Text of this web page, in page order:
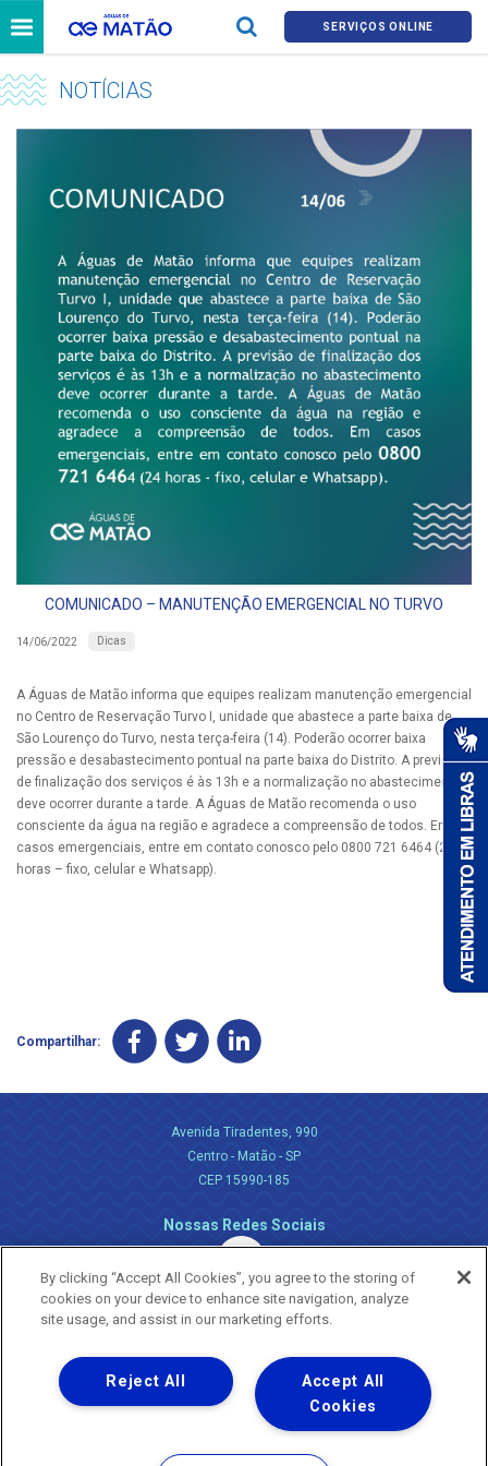
SERVIÇOS ONLINE
NOTÍCIAS
COMUNICADO – MANUTENÇÃO EMERGENCIAL NO TURVO
14/06/2022 Dicas
A Águas de Matão informa que equipes realizam manutenção emergencial
no Centro de Reservação Turvo I, unidade que abastece a parte baixa de
São Lourenço do Turvo, nesta terça-feira (14). Poderão ocorrer baixa
pressão e desabastecimento pontual na parte baixa do Distrito. A previsão
de finalização dos serviços é às 13h e a normalização no abastecimento
deve ocorrer durante a tarde. A Águas de Matão recomenda o uso
consciente da água na região e agradece a compreensão de todos. Em
casos emergenciais, entre em contato conosco pelo 0800 721 6464 (24
horas – fixo, celular e Whatsapp).
Compartilhar:
Avenida Tiradentes, 990
Centro - Matão - SP
CEP 15990-185
Nossas Redes Sociais
Uma empresa
Copyright ® 2026 - Todos os Direitos Reservados.
Nossa natureza movimenta a vida
By clicking “Accept All Cookies”, you agree to the storing of
cookies on your device to enhance site navigation, analyze
site usage, and assist in our marketing efforts.
Accept All
Cookies
Reject All